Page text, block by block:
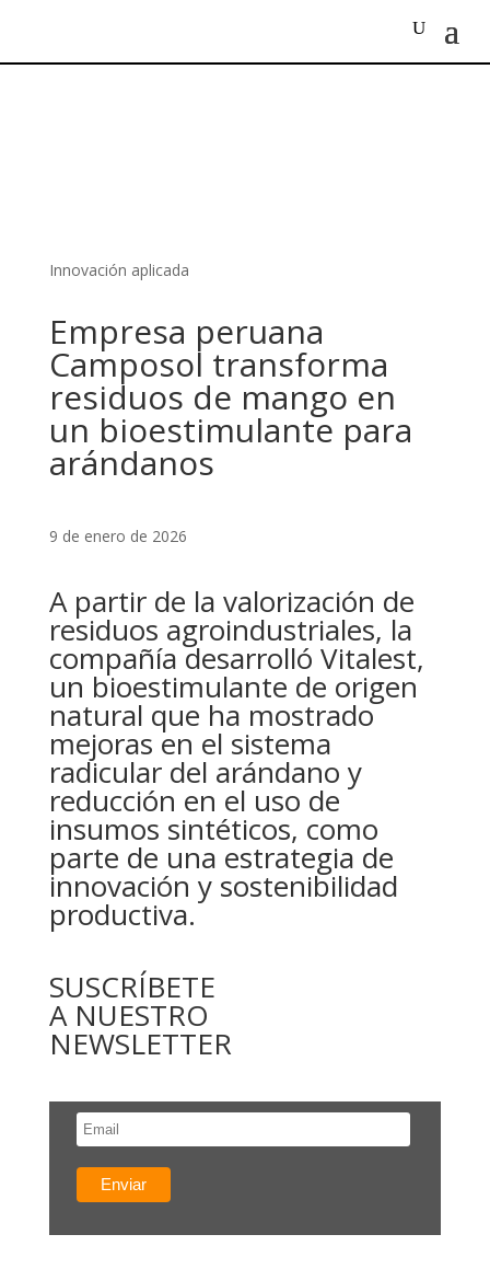
Innovación aplicada
Empresa peruana
Camposol transforma
residuos de mango en
un bioestimulante para
arándanos
9 de enero de 2026
A partir de la valorización de
residuos agroindustriales, la
compañía desarrolló Vitalest,
un bioestimulante de origen
natural que ha mostrado
mejoras en el sistema
radicular del arándano y
reducción en el uso de
insumos sintéticos, como
parte de una estrategia de
innovación y sostenibilidad
productiva.
SUSCRÍBETE
A NUESTRO
NEWSLETTER